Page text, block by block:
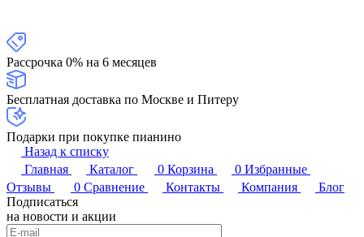
Рассрочка 0% на 6 месяцев
Бесплатная доставка по Москве и Питеру
Подарки при покупке пианино
Назад к списку
Главная
Каталог 0 Корзина 0 Избранные
Отзывы
0 Сравнение Контакты Компания
Блог
Подписаться
на новости и акции